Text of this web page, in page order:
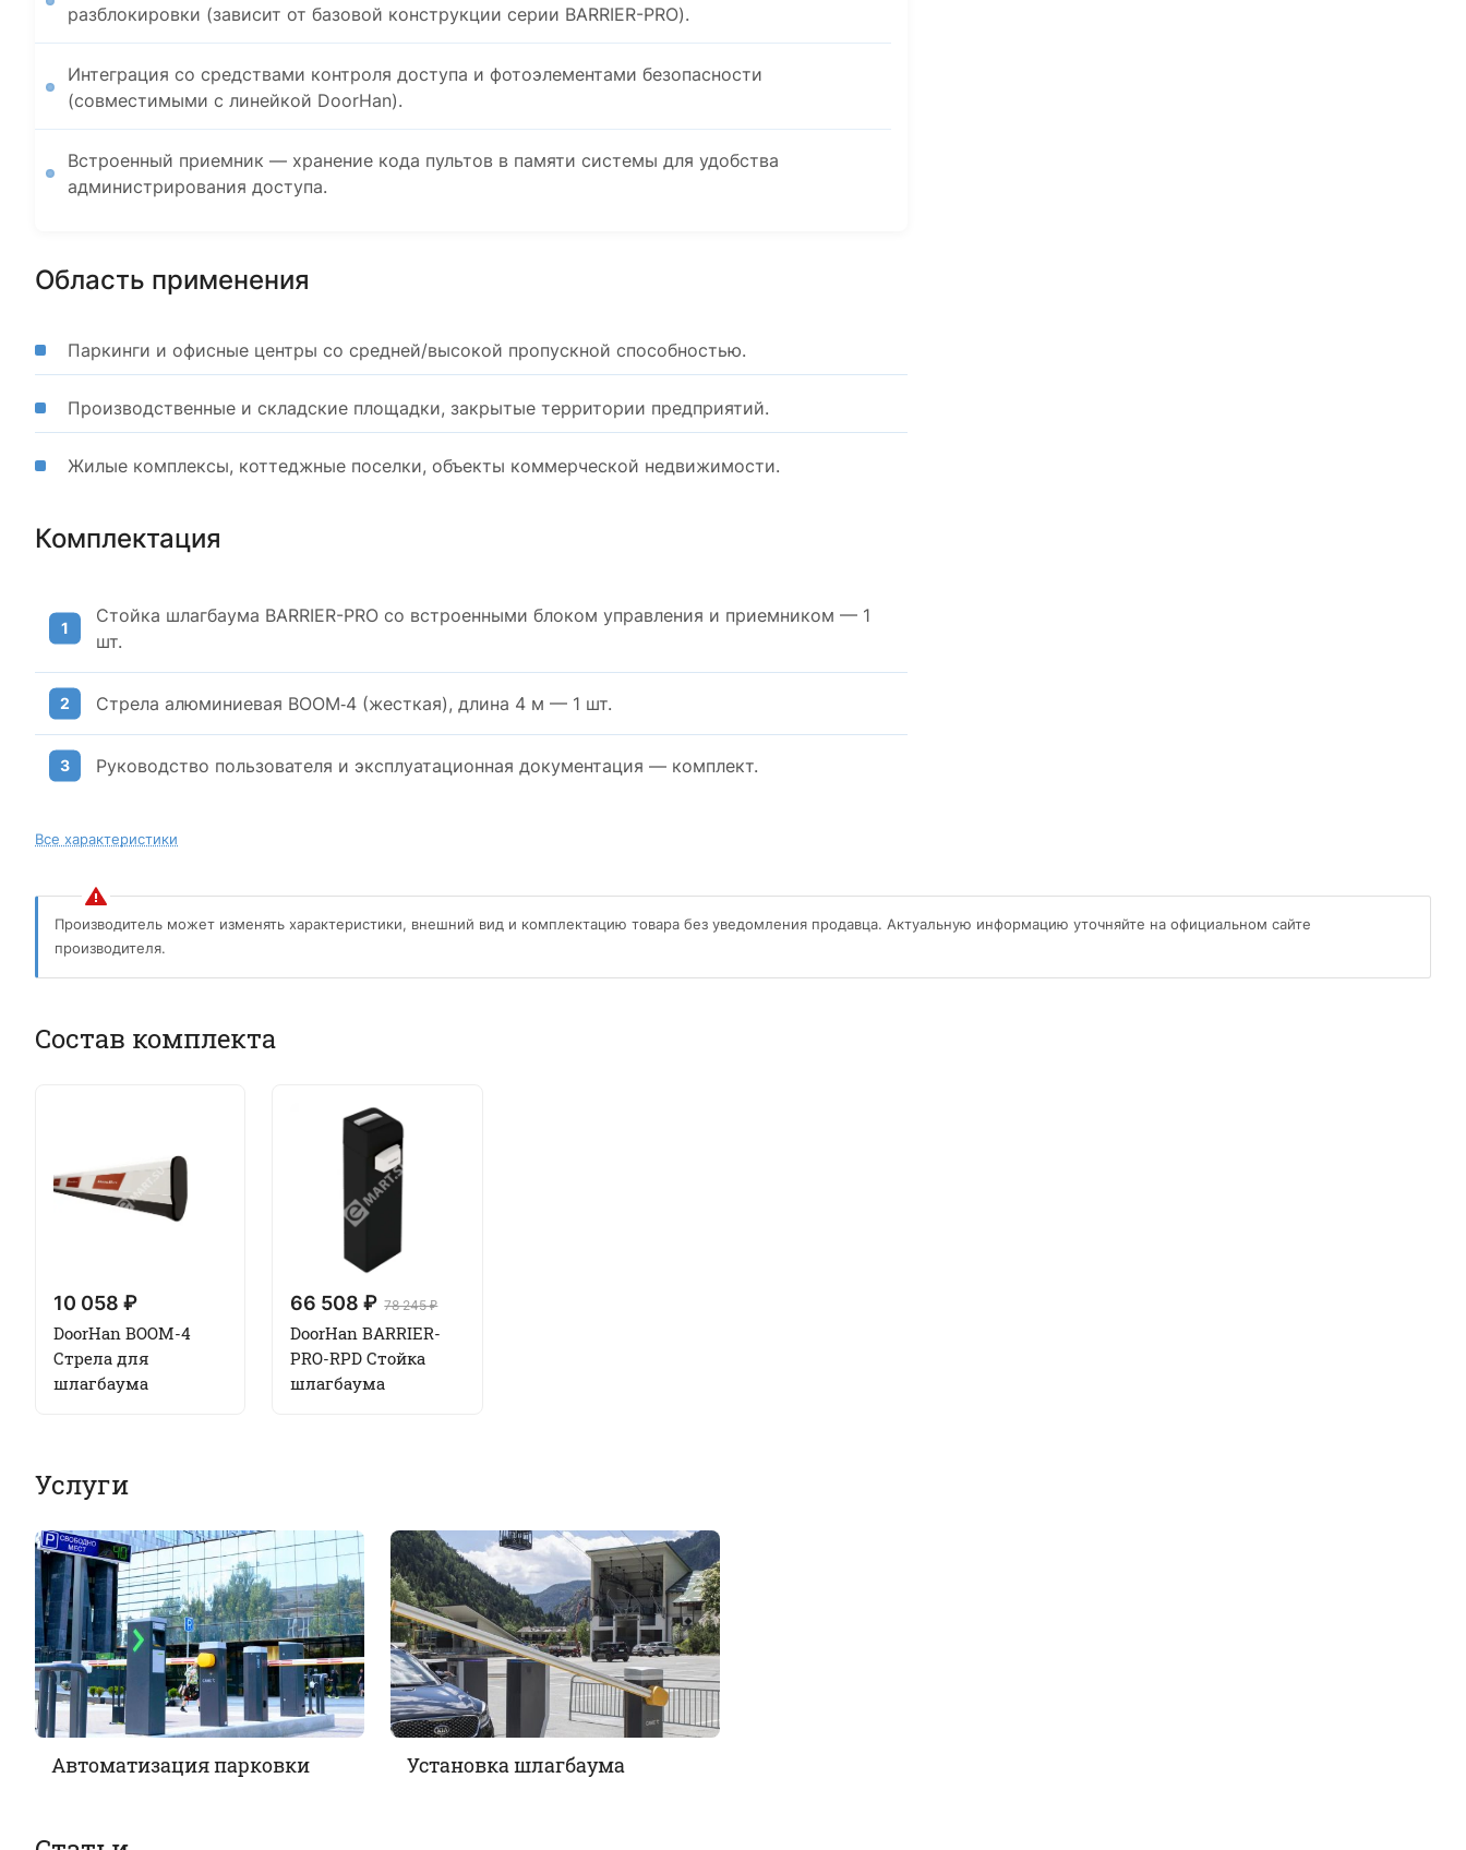
разблокировки (зависит от базовой конструкции серии BARRIER-PRO).
Интеграция со средствами контроля доступа и фотоэлементами безопасности
(совместимыми с линейкой DoorHan).
Встроенный приемник — хранение кода пультов в памяти системы для удобства
администрирования доступа.
Область применения
Паркинги и офисные центры со средней/высокой пропускной способностью.
Производственные и складские площадки, закрытые территории предприятий.
Жилые комплексы, коттеджные поселки, объекты коммерческой недвижимости.
Комплектация
Стойка шлагбаума BARRIER-PRO со встроенными блоком управления и приемником — 1
шт.
Стрела алюминиевая BOOM‑4 (жесткая), длина 4 м — 1 шт.
Руководство пользователя и эксплуатационная документация — комплект.
Все характеристики
Производитель может изменять характеристики, внешний вид и комплектацию товара без уведомления продавца. Актуальную информацию уточняйте на официальном сайте
производителя.
Состав комплекта
10 058 ₽
DoorHan BOOM-4
Стрела для
шлагбаума
66 508 ₽ 78 245 ₽
DoorHan BARRIER-
PRO-RPD Стойка
шлагбаума
Услуги
Автоматизация парковки Установка шлагбаума